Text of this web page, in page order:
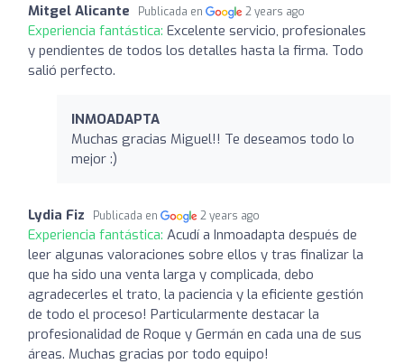
Mitgel Alicante Publicada en 2 years ago
Experiencia fantástica: Excelente servicio, profesionales
y pendientes de todos los detalles hasta la firma. Todo
salió perfecto.
INMOADAPTA
Muchas gracias Miguel!! Te deseamos todo lo
mejor :)
Lydia Fiz Publicada en 2 years ago
Experiencia fantástica: Acudí a Inmoadapta después de
leer algunas valoraciones sobre ellos y tras finalizar la
que ha sido una venta larga y complicada, debo
agradecerles el trato, la paciencia y la eficiente gestión
de todo el proceso! Particularmente destacar la
profesionalidad de Roque y Germán en cada una de sus
áreas. Muchas gracias por todo equipo!